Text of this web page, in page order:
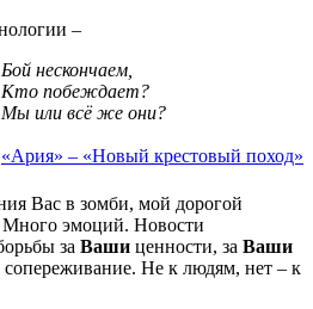
–
Бой нескончаем,
Кто побеждает?
Мы или всё же они?
«Ария» – «Новый крестовый поход»
Вас в зомби, мой дорогой
эмоций. Новости
за Ваши ценности, за Ваши
Не к людям, нет – к